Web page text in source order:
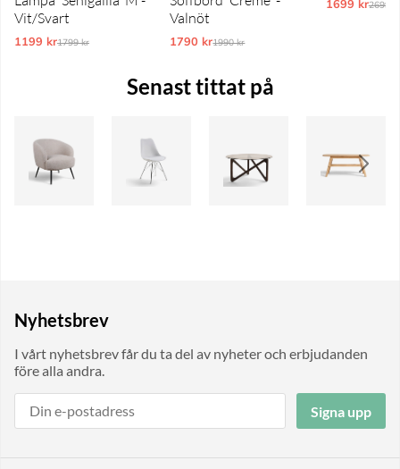
Vit/Svart
1199 krOrdinarie pris:
1799 kr
Valnöt
1790 krOrdinarie pris:
1990 kr
1699 kr2699 kr
Senast tittat på
Nyhetsbrev
I vårt nyhetsbrev får du ta del av nyheter och erbjudanden
före alla andra.
Signa upp